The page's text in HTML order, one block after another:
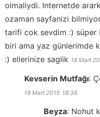
olmaliydi. Internetde
ozaman sayfanizi
tarifi cok sevdim :) süper
biri ama yaz günlerimde
:) ellerinize saglik 18 Mart
Kevserin Mutfağı:
18 Mart 2015 18:36
Beyza: Nohut